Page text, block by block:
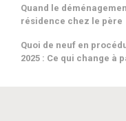
Quand le
résidence chez le père
Quoi de neuf en
2025 : Ce qui change à
BUREAUX A LOUER
Les avocats à travers